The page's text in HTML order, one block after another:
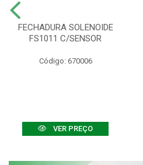
FECHADURA SOLENOIDE
FS1011 C/SENSOR
Código: 670006
VER PREÇO